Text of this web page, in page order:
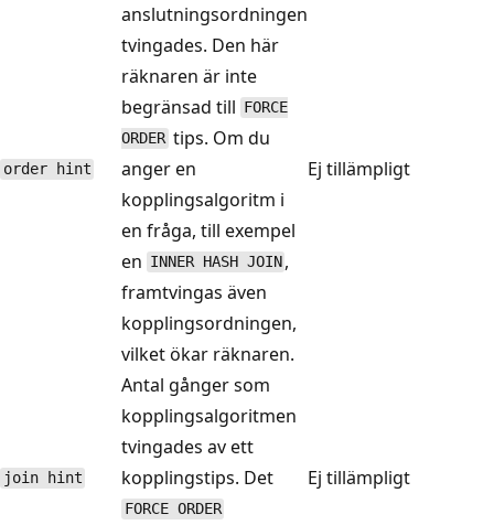
order hint
anslutningsordningen
tvingades. Den här
räknaren är inte
begränsad till FORCE
ORDER tips. Om du
anger en
kopplingsalgoritm i
en fråga, till exempel
en INNER HASH JOIN ,
framtvingas även
kopplingsordningen,
vilket ökar räknaren.
Ej tillämpligt
join hint
Antal gånger som
kopplingsalgoritmen
tvingades av ett
kopplingstips. Det
FORCE ORDER
Ej tillämpligt